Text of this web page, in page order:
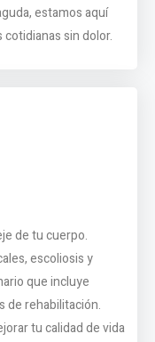
estamos aquí
sin dolor.
de tu cuerpo.
escoliosis y
que incluye
de rehabilitación.
tu calidad de vida